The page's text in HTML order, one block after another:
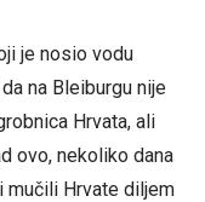
je nosio vodu
na Bleiburgu nije
Hrvata, ali
ovo, nekoliko dana
mučili Hrvate diljem